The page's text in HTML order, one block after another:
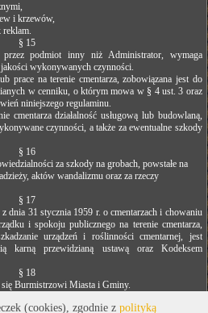
i krzewów,
reklam.
§ 15
przez podmiot inny niż Administrator, wymaga
wykonywanych czynności.
prace na terenie cmentarza, zobowiązana jest do
w cenniku, o którym mowa w § 4 ust. 3 oraz
niniejszego regulaminu.
cmentarza działalność usługową lub budowlaną,
czynności, a także za ewentualne szkody
§ 16
za szkody na grobach, powstałe na
aktów wandalizmu oraz za rzeczy
§ 17
dnia 31 stycznia 1959 r. o cmentarzach i chowaniu
i spokoju publicznego na terenie cmentarza,
urządzeń i roślinności cmentarnej, jest
karną przewidzianą ustawą oraz Kodeksem
§ 18
Burmistrzowi Miasta i Gminy.
§ 19(cookies), zgodnie z polityką